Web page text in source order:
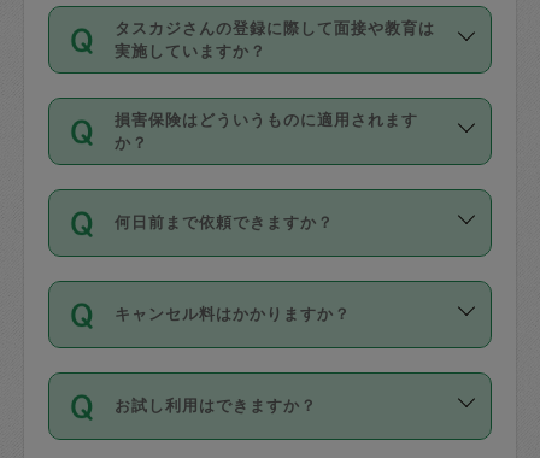
動計算で表示されます。
開始時間を２時間前後変更することが可
能です。依頼送信後、個別にタスカジさ
んにメッセージを送り調整してくださ
い。ただし、２時間を越えての調整はで
時間も被らない場合、損害保険の対象外
する前にタスカジさんのプロフィールで
確認してください。
基本的に、高所での作業や危険作業、屋
外での作業は対象外です。
主婦として長年の家事経験をお持ちの
方、栄養士・調理師といった資格者で保
育園や学校の給食やレストランで料理関
係の専門職に従事されていた方、日本で
すでにハウスキーパーや英語の先生とし
てお仕事をしているフィリピン出身の
社員など様々なバックグラウンドの方が
登録しています。
日本語も話せる方など様々です。
ールに記載していますので、各自の得意
タスカジさんの登録に際して面接や教育は
実施していますか？
応募の際に、各自事務局との面接と説明
を行っています。その後、身分証明書の
写真提出をしていただいています。外国
確認しています。タスカジさんトレーニ
ング動画を使ったセルフトレーニングの
現場トライアルを受け、合格したタスカ
ジさんが活動されています。
※テストセンターの講評は１件目のレビュ
損害保険はどういうものに適用されます
か？
依頼者とタスカジさんとの間でタスカジ
を通して成立した作業時間内での作業に
適用されます。作業範囲は、掃除、洗
です。作業中に物を壊したり、人にけが
をさせたりした場合が対象で、補償金額
す。
何日前まで依頼できますか？
ご依頼は、現在を起点に3日後（72時間
以降）の日時から受付可能となっていま
す。
タスカジさんへ「募集」をかけることが
可能です。
キャンセル料はかかりますか？
キャンセル料には、以下の2種類がありま
す。
お試し利用はできますか？